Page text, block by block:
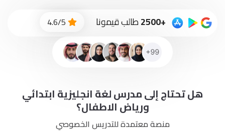
الاّن +2500 طالب قيمونا 4.6/5
هل تحتاج إلى مدرس لغة انجليزية ابتدائي
ورياض الاطفال؟
منصة معتمدة للتدريس الخصوصي